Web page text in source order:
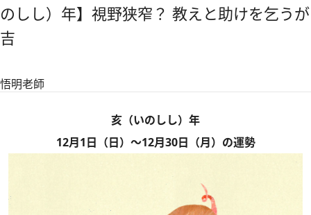
のしし）年】視野狭窄？ 教えと助けを乞うが
吉
悟明老師
亥（いのしし）年
12月1日（日）～12月30日（月）の運勢